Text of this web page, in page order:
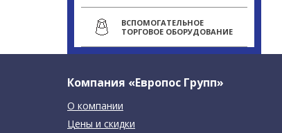
ВСПОМОГАТЕЛЬНОЕ
ТОРГОВОЕ ОБОРУДОВАНИЕ
Компания «Европос Групп»
О компании
Цены и скидки